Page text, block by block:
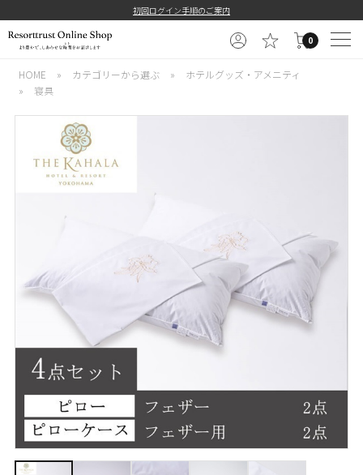
初回ログイン手順のご案内
0
HOME » カテゴリーから選ぶ »
ホテルグッズ・アメニティ
»
寝具